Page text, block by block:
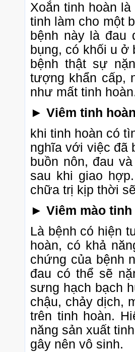
Xoắn tinh hoàn
tinh làm cho một
bệnh này là đau
bụng, có khối u ở
bệnh thật sự
tượng khẩn cấp,
như mất tinh
► Viêm tinh
khi tinh hoàn có
nghĩa với việc đã
buồn nôn, đau
sau khi giao
chữa trị kịp thời
► Viêm mào tinh
Là bệnh có hiện
hoàn, có khả
chứng của bệnh
đau có thể sẽ
sưng hạch bạch
chậu, chảy dịch,
trên tinh hoàn.
năng sản xuất
gây nên vô sinh.